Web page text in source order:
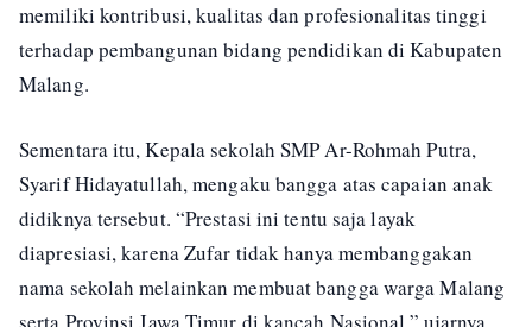
memiliki kontribusi, kualitas dan profesionalitas tinggi
terhadap pembangunan bidang pendidikan di Kabupaten
Malang.
Sementara itu, Kepala sekolah SMP Ar-Rohmah Putra,
Syarif Hidayatullah, mengaku bangga atas capaian anak
didiknya tersebut. “Prestasi ini tentu saja layak
diapresiasi, karena Zufar tidak hanya membanggakan
nama sekolah melainkan membuat bangga warga Malang